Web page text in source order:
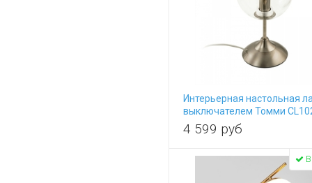
Интерьерная настольная
выключателем Томми
4 599 руб